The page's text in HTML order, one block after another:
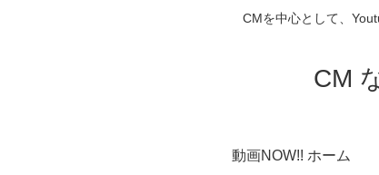
CMを中心として、
CM
動画NOW!! ホーム